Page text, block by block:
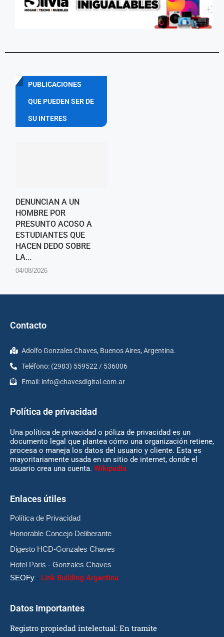
PUBLICACIONES
QUE PUEDEN SER DE
SU INTERES
DENUNCIAN A UN
HOMBRE POR
PRESUNTO ACOSO A
ESTUDIANTES QUE
HACEN DEDO SOBRE
LA...
04/08/2026
Contacto
Adolfo Gonzales Chaves, Buenos Aires, Argentina.
Teléfono: (2983) 559522 / 536006
Email: info@chavesdigital.com.ar
Política de privacidad
Una política de privacidad o póliza de privacidad es un
documento legal que plantea cómo una organización retiene,
procesa o maneja los datos del usuario y cliente. Esta es
mayoritariamente usada en un sitio de internet, donde el
usuario crea una cuenta. Wikipedia
Enlaces útiles
Política de Privacidad
Honorable Concejo Deliberante
Digesto HCD-Gonzales Chaves
Hotel Paris - Gonzales Chaves
SEOFy - Link Building Argentina
Datos Importantes
Registro propiedad intelectual: En tramite